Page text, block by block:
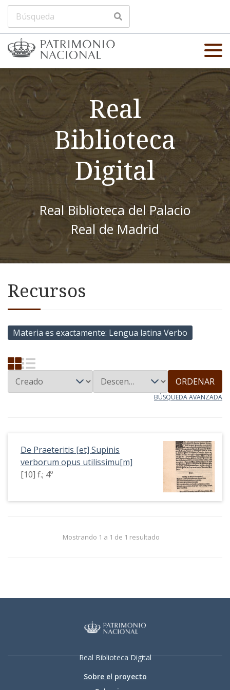
Real
Biblioteca
Digital
Real Biblioteca del Palacio
Real de Madrid
Recursos
Materia es exactamente Lengua latina Verbo
ORDENAR
BÚSQUEDA AVANZADA
De Praeteritis [et] Supinis
verborum opus utilissimu[m]
[10] f.; 4º
Mostrando 1 a 1 de 1 resultado
Real Biblioteca Digital
Sobre el proyecto